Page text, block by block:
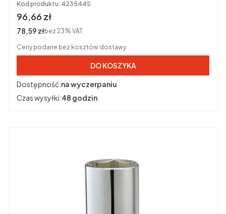
Kod produktu: 423544S
Cena brutto
96,66 zł
Cena netto
78,59 złbez 23% VAT
Ceny podane bez kosztów dostawy.
DO KOSZYKA
Dostępność:na wyczerpaniu
Czas wysyłki:48 godzin